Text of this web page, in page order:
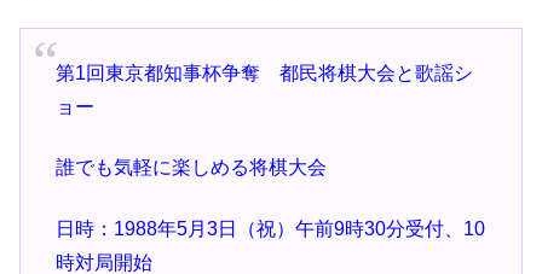
第1回東京都知事杯争奪 都民将棋大会と歌謡シ
ョー
誰でも気軽に楽しめる将棋大会
日時：1988年5月3日（祝）午前9時30分受付、10
時対局開始